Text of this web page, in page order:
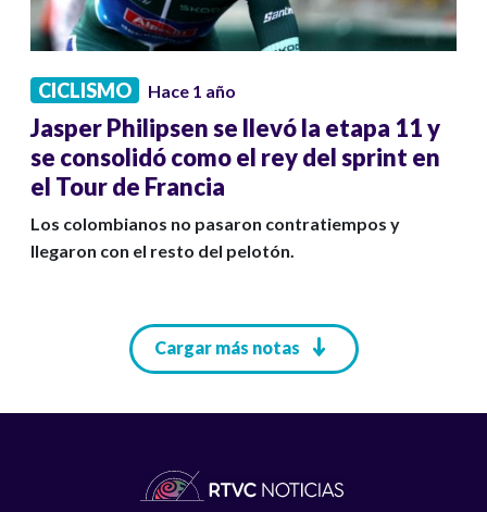
CICLISMO Hace 1 año
Jasper Philipsen se llevó la etapa 11 y
se consolidó como el rey del sprint en
el Tour de Francia
Los colombianos no pasaron contratiempos y
llegaron con el resto del pelotón.
Cargar más notas